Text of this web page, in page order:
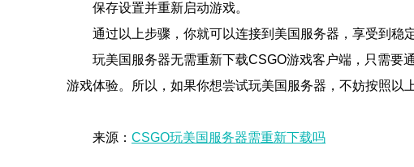
保存设置并重新启动游戏。
通过以上步骤，你就可以连接到美国服务器，享受到稳
玩美国服务器无需重新下载CSGO游戏客户端，只需要
游戏体验。所以，如果你想尝试玩美国服务器，不妨按照以
来源： CSGO玩美国服务器需重新下载吗